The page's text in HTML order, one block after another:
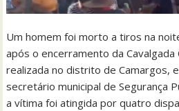
Um homem foi morto a tiros na
após o encerramento da
realizada no distrito de Camargos,
secretário municipal de Segurança
a vítima foi atingida por quatro